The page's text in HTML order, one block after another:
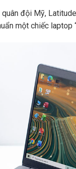
đội Mỹ,
một chiếc laptop